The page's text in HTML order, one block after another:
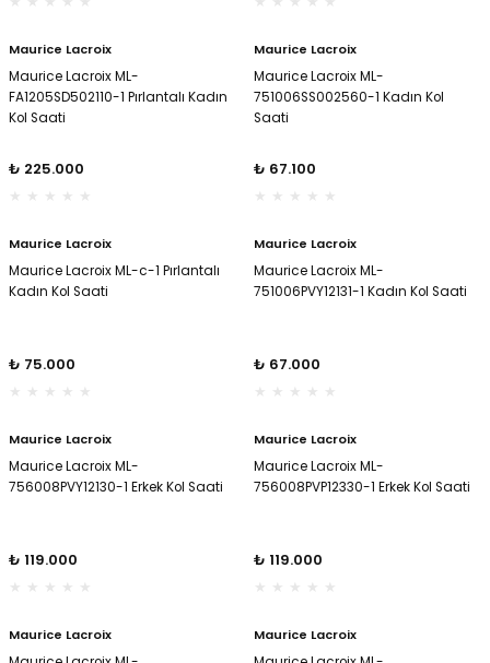
Maurice Lacroix
Maurice Lacroix ML-
FA1205SD502110-1 Pırlantalı Kadın
Kol Saati
₺ 225.000
Maurice Lacroix
Maurice Lacroix ML-
751006SS002560-1 Kadın Kol
Saati
₺ 67.100
Maurice Lacroix
Maurice Lacroix ML-c-1 Pırlantalı
Kadın Kol Saati
₺ 75.000
Maurice Lacroix
Maurice Lacroix ML-
751006PVY12131-1 Kadın Kol Saati
₺ 67.000
Maurice Lacroix
Maurice Lacroix ML-
756008PVY12130-1 Erkek Kol Saati
₺ 119.000
Maurice Lacroix
Maurice Lacroix ML-
756008PVP12330-1 Erkek Kol Saati
₺ 119.000
Maurice Lacroix
Maurice Lacroix